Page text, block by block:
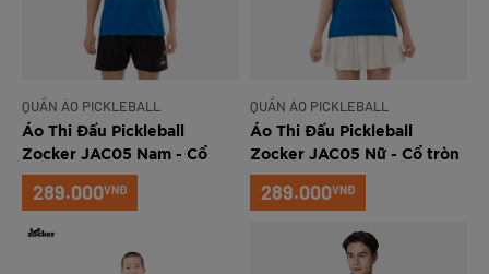
QUẦN ÁO PICKLEBALL
Áo Thi Đấu Pickleball
Zocker JAC05 Nam - Cổ
tròn - Xanh navy
289.000VNĐ
QUẦN ÁO PICKLEBALL
Áo Thi Đấu Pickleball
Zocker JAC05 Nữ - Cổ tròn
- Xanh navy
289.000VNĐ